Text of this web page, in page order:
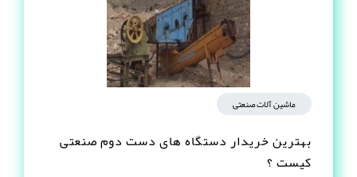
ماشین آلات صنعتی
بهترین خریدار دستگاه های دست دوم صنعتی
کیست ؟